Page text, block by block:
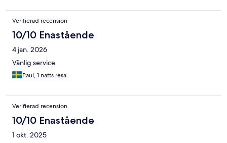
Verifierad recension
10/10 Enastående
4 jan. 2026
Vänlig service
Paul, 1 natts resa
Verifierad recension
10/10 Enastående
1 okt. 2025